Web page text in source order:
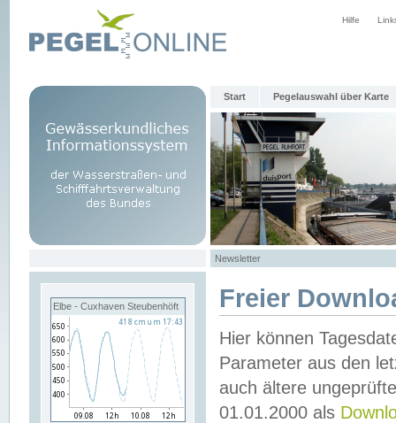
Hilfe
Start Pegelauswahl über Karte
Newsletter
Elbe - Cuxhaven Steubenhöft Freier
Hier können
Parameter aus den
auch ältere
01.01.2000 als